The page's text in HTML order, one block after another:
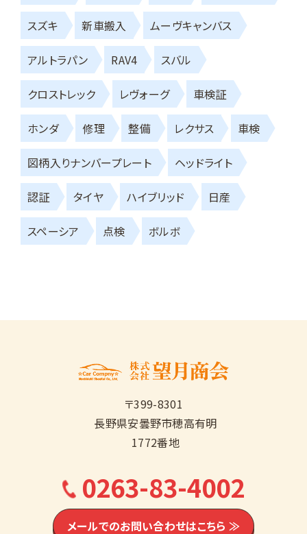
スズキ 新車搬入 ムーヴキャンバス
アルトラパン RAV4 スバル
クロストレック レヴォーグ 車検証
ホンダ 修理 整備 レクサス 車検
図柄入りナンバープレート ヘッドライト
認証 タイヤ ハイブリッド 日産
スペーシア 点検 ボルボ
〒399-8301
長野県安曇野市穂高有明
1772番地
0263-83-4002
メールでのお問い合わせはこちら ≫